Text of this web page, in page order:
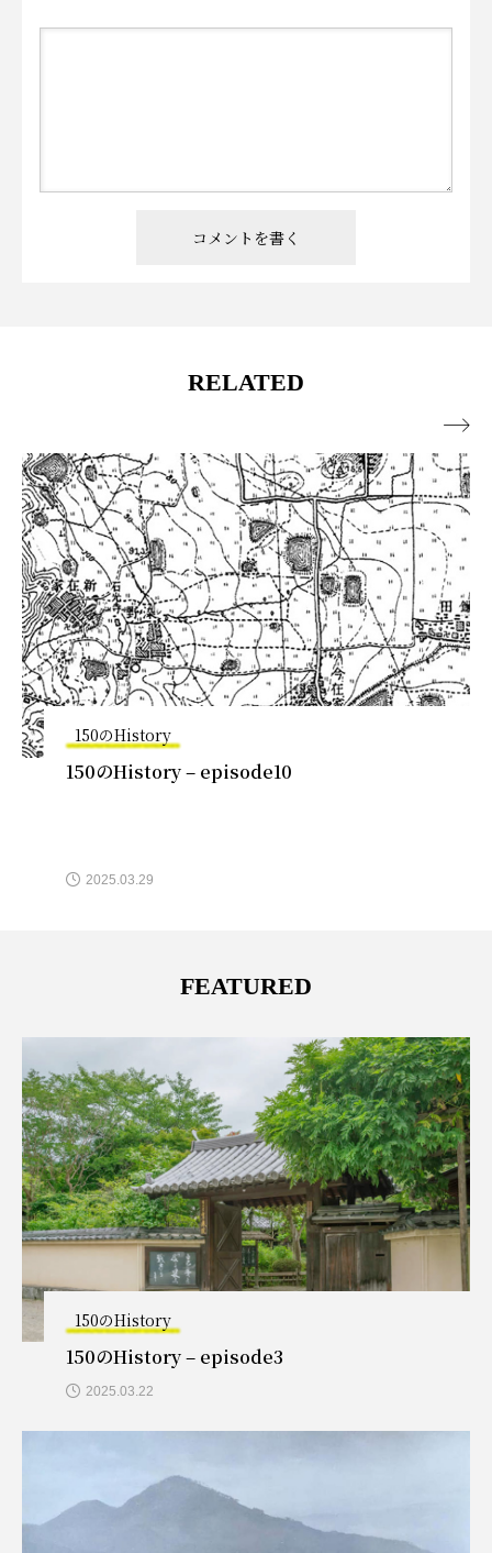
RELATED
150のHistory
150のHistory – episode10
2025.03.29

FEATURED
150のHistory
150のHistory – episode3
2025.03.22